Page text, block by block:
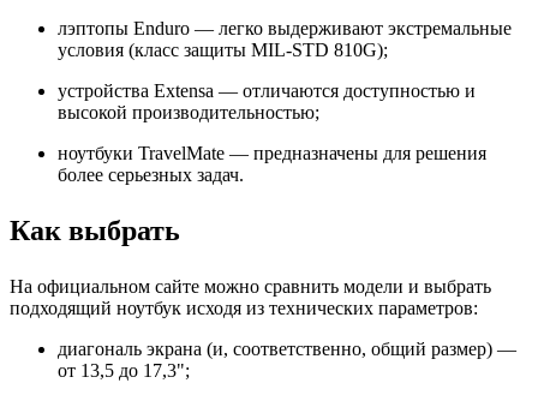
лэптопы Enduro — легко выдерживают экстремальные
условия (класс защиты MIL-STD 810G);
устройства Extensa — отличаются доступностью и
высокой производительностью;
ноутбуки TravelMate — предназначены для решения
более серьезных задач.
Как выбрать
На официальном сайте можно сравнить модели и выбрать
подходящий ноутбук исходя из технических параметров:
диагональ экрана (и, соответственно, общий размер) —
от 13,5 до 17,3";